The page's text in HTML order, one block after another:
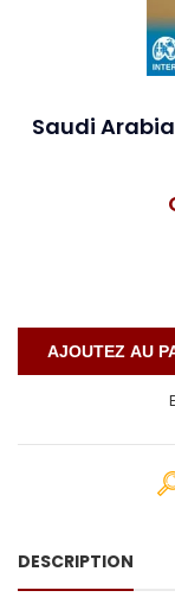
Saudi
DESCRIPTION